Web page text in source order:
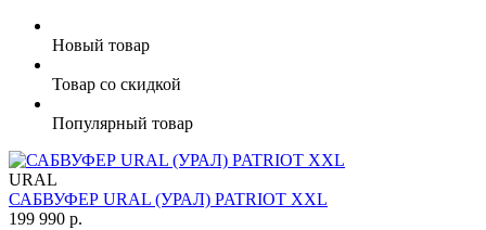
Новый товар
Товар со скидкой
Популярный товар
URAL
САБВУФЕР URAL (УРАЛ) PATRIOT XXL
199 990 р.